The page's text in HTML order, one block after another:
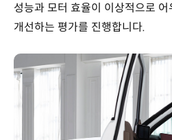
성능과 모터 효율이 이상적으로
개선하는 평가를 진행합니다.